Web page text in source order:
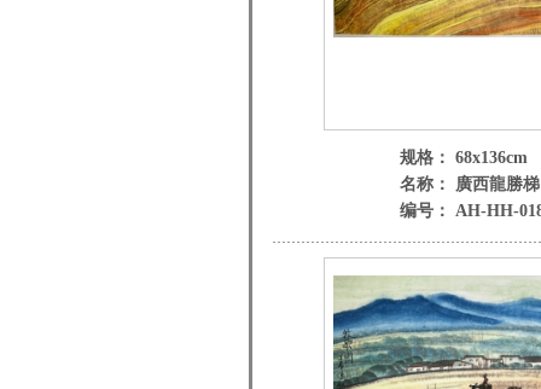
规格： 68x136cm
名称： 廣西龍勝
编号： AH-HH-